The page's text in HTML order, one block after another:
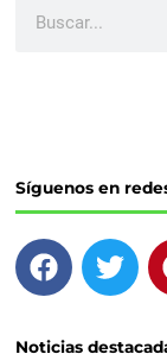
Síguenos en
F
a
e
T
w
t
Noticias